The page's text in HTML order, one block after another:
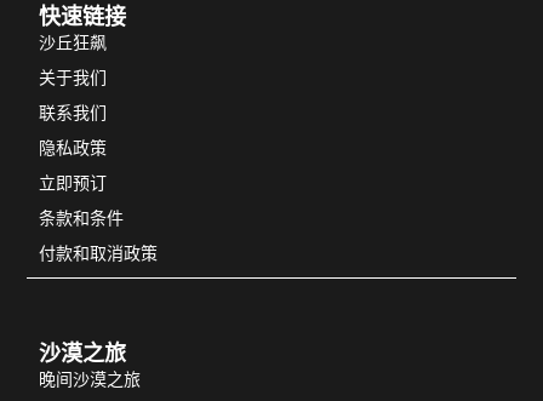
快速链接
沙丘狂飙
关于我们
联系我们
隐私政策
立即预订
条款和条件
付款和取消政策
沙漠之旅
晚间沙漠之旅